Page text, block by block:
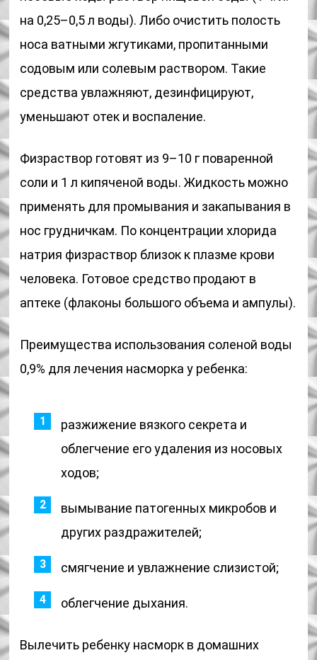
на 0,25–0,5 л воды). Либо очистить полость
носа ватными жгутиками, пропитанными
содовым или солевым раствором. Такие
средства увлажняют, дезинфицируют,
уменьшают отек и воспаление.
Физраствор готовят из 9–10 г поваренной
соли и 1 л кипяченой воды. Жидкость можно
применять для промывания и закапывания в
нос грудничкам. По концентрации хлорида
натрия физраствор близок к плазме крови
человека. Готовое средство продают в
аптеке (флаконы большого объема и ампулы).
Преимущества использования соленой воды
0,9% для лечения насморка у ребенка:
разжижение вязкого секрета и
облегчение его удаления из носовых
ходов;
вымывание патогенных микробов и
других раздражителей;
смягчение и увлажнение слизистой;
облегчение дыхания.
Вылечить ребенку насморк в домашних